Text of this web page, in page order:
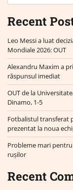
Recent
Leo Messi a luat
Mondiale 2026: OUT
Alexandru Maxim a
răspunsul imediat
OUT de la
Dinamo, 1-5
Fotbalistul transferat
prezentat la noua
Probleme mari
rușilor
Recent